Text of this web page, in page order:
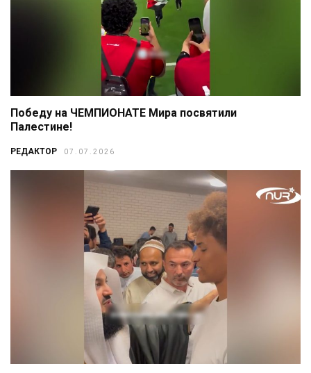
Победу на ЧЕМПИОНАТЕ Мира посвятили
Палестине!
РЕДАКТОР 07.07.2026